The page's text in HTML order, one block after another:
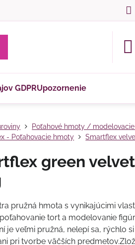
GDPRUpozornenie
Poťahové hmoty /
- Poťahovacie hmoty
Smartflex
green
pružná hmota s vynikajúcimi
tort a modelovanie
je veľmi pružná, nelepí sa, rýchlo
pri tvorbe väčších